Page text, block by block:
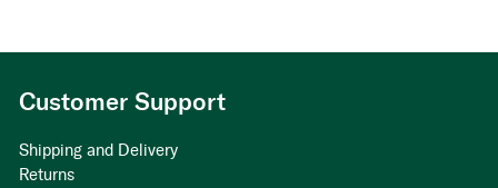
Customer Support
Shipping and Delivery
Returns